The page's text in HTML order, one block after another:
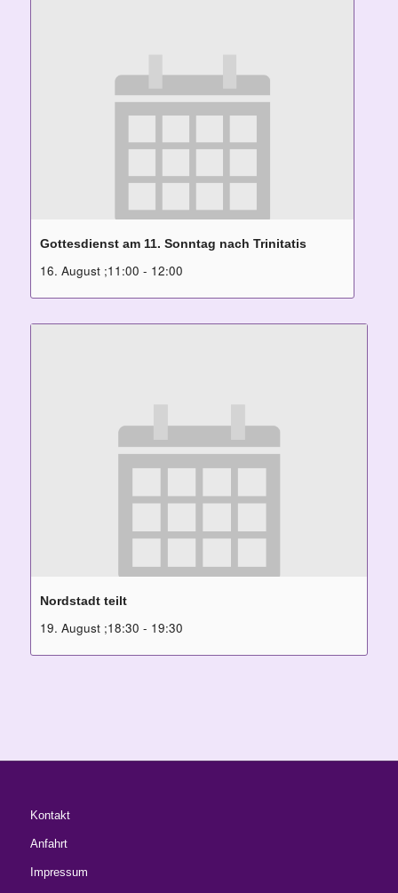
Gottesdienst am 11. Sonntag nach Trinitatis
16. August ;11:00 - 12:00
Nordstadt teilt
19. August ;18:30 - 19:30
Kontakt
Anfahrt
Impressum